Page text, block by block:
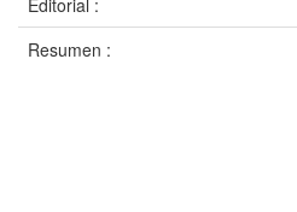
Editorial :
Resumen :